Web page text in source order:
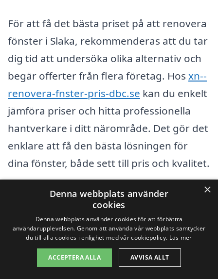
För att få det bästa priset på att renovera
fönster i Slaka, rekommenderas att du tar
dig tid att undersöka olika alternativ och
begär offerter från flera företag. Hos xn--
renovera-fnster-pris-dbc.se kan du enkelt
jämföra priser och hitta professionella
hantverkare i ditt närområde. Det gör det
enklare att få den bästa lösningen för
dina fönster, både sett till pris och kvalitet.
Få 3 erbjudanden, gratis och utan
förpliktelser
Sök efter en
×
Denna webbplats använder
cookies
Denna webbplats använder cookies för att förbättra
användarupplevelsen. Genom att använda vår webbplats samtycker
du till alla cookies i enlighet med vår cookiepolicy. Läs mer
ACCEPTERA ALLA AVVISA ALLT